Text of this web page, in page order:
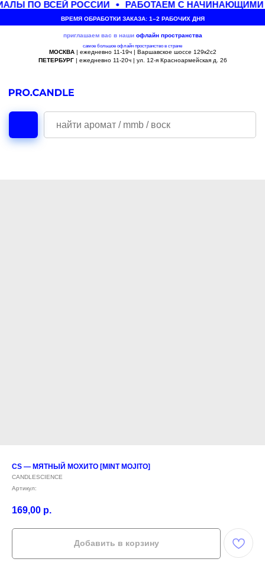
ПО ВСЕЙ РОССИИ РАБОТАЕМ С НАЧИНАЮЩИМИ
ВРЕМЯ ОБРАБОТКИ ЗАКАЗА: 1–2 РАБОЧИХ ДНЯ
приглашаем вас в наши офлайн пространства
самое большое офлайн пространство в стране
МОСКВА| ежедневно 11-19ч | Варшавское шоссе 129к2с2
ПЕТЕРБУРГ| ежедневно 11-20ч | ул. 12-я Красноармейская д. 26
CS — МЯТНЫЙ МОХИТО [MINT MOJITO]
CANDLESCIENCE
Артикул:
169,00 р.
Добавить в корзину